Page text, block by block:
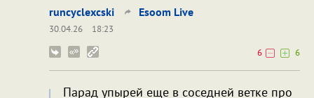
runcyclexcski Esoom Live
30.04.26
18:23
6
6
Парад упырей еще в соседней ветке про